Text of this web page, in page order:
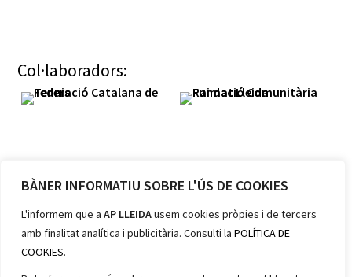
BÀNER INFORMATIU SOBRE L'ÚS DE COOKIES
L'informem que a AP LLEIDAusem cookies pròpies i de tercers
amb finalitat analítica i publicitària. Consulti la POLÍTICA DE
COOKIES.
Membres:
Col·laboradors: